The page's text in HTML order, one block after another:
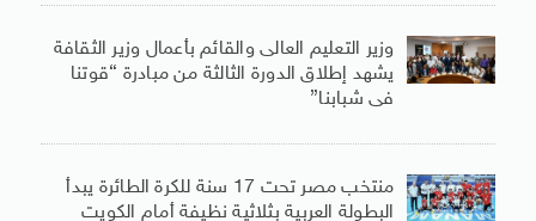
وزير التعليم العالى والقائم بأعمال وزير الثقافة
يشهد إطلاق الدورة الثالثة من مبادرة “قوتنا
فى شبابنا”
منتخب مصر تحت 17 سنة للكرة الطائرة يبدأ
البطولة العربية بثلاثية نظيفة أمام الكويت